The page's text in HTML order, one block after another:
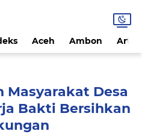
Aceh Ambon
Masyarakat Desa
Bakti Bersihkan